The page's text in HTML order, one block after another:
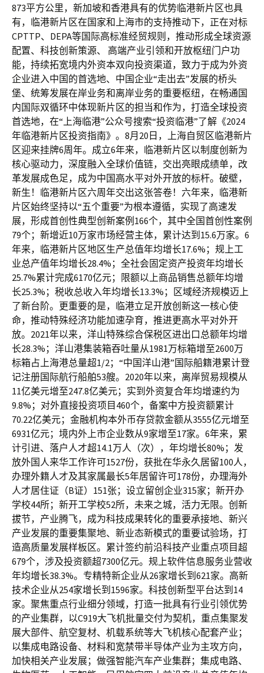
873平方公里，新加坡和香港具有的优势临港新片区也具
有，临港新片区在国家和上海市的支持推动下，正在对标
CPTTP、DEPA等国际高标准经贸规则，推动形成全球资源
配置、科技创新策源、 高端产业引领和开放枢纽门户功
能，持续拓宽境内外资本双向投资渠道，致力于成为外资
企业进入中国的首选地、中国企业“走出去”发展的桥头
堡、统筹发展在岸业务和离岸业务的重要枢纽，在畅通国
内国际双循环中体现新片区的担当和作为，打造全球投资
首选地，在“上海临港”公众号搜索“投资临港”了解《2024
年临港新片区投资指南》。8月20日，上海自贸区临港新片
区迎来挂牌6周年。成立6年来，临港新片区以制度创新为
核心驱动力，深度融入全球价值链，交出亮眼成绩单，改
革发展成色足，成为中国高水平对外开放的标杆。破壁，
新生！临港新片区六周年交出这张答卷！六年来，临港新
片区始终坚持以“五个重要”为根本遵循，实现了高速发
展，形成首创性典型创新案例166个，其中全国首创性案例
79个；新增近10万家市场经营主体，累计达到15.6万家。6
年来，临港新片区地区生产总值年均增长17.6%；规上工
业总产值年均增长28.4%；全社会固定资产投资年均增长
25.7%累计完成6170亿元；限额以上商品销售总额年均增
长25.3%；税收总收入年均增长13.3%；区域经济规模迈上
了新台阶。更重要的是，临港立足开放创新这一核心使
命，推动特殊经济功能加速孕育，推进更高水平对外开
放。2021年以来，洋山特殊综合保税区进出口总额年均增
长28.3%；洋山港集装箱吞吐量从1981万标箱增至2600万
标箱占上海港总量超1/2；“中国洋山港”国际船籍港累计登
记注册国际航行船舶53艘。2020年以来，离岸贸易规模从
11亿美元增至247.8亿美元；实到外资复合年均增速约为
9.8%；对外直接投资项目460个，备案中方投资额累计
70.22亿美元；金融机构本外币存贷款金额从3555亿元增至
6931亿元；境内外上市企业数从9家增至17家。6年来，累
计引进、落户人才超14.1万人（次），年均增长80%；发
放外国人来华工作许可1527份，获批在华永久居留100人，
办理外籍人才及其家属最长5年居留许可178份，办理海外
人才居住证（B证）151张；设立留创企业315家；新开办
学校44所；新开工学校52所，未来之城，活力无限。创新
拔节，产业腾飞，成为科技成果转化的重要承接地、新兴
产业发展的重要集聚地、新业态新模式的重要试验场，打
造高质量发展样板区。累计签约前沿科技产业重点项目超
679个，涉及投资额超7300亿元。规上软件信息服务业营收
年均增长38.3%。专精特新企业从26家增长到621家。高新
技术企业从254家增长到1596家。科技创新型平台达到14
家。聚焦重点行业细分领域，打造一批具有行业引领优势
的产业集群，以C919大飞机批量交付为契机，重点集聚发
展大部件、航空复材、机载系统等大飞机核心配套产业；
以集成电路设备、材料和宽禁带半导体产业为主攻方向，
加快相关产业发展；做强智能汽车产业集群；集成电路、